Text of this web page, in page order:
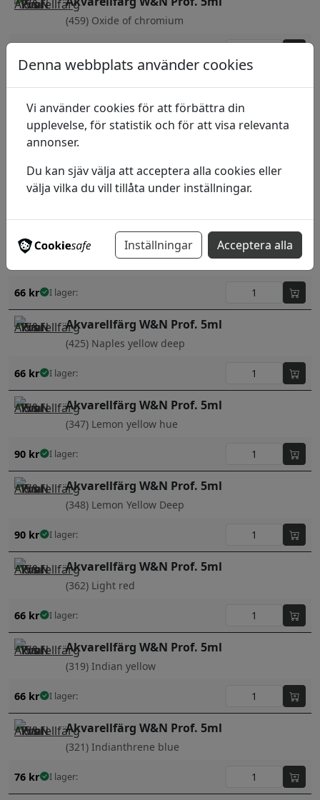
(459) Oxide of chromium
(379) Manganese Blue hue
90kr I lager:
Akvarellfärg W&N Prof. 5ml
(381) Magnesium Brown
Akvarellfärg W&N Prof. 5ml
(386) Mars Black
66 kr I lager:
Akvarellfärg W&N Prof. 5ml
(425) Naples yellow deep
66 kr I lager:
Akvarellfärg W&N Prof. 5ml
(347) Lemon yellow hue
90 kr I lager:
Akvarellfärg W&N Prof. 5ml
(348) Lemon Yellow Deep
90 kr I lager:
Akvarellfärg W&N Prof. 5ml
(362) Light red
66 kr I lager:
Akvarellfärg W&N Prof. 5ml
(319) Indian yellow
66 kr I lager:
Akvarellfärg W&N Prof. 5ml
(321) Indianthrene blue
76 kr I lager:
Denna webbplats använder cookies
Vi använder cookies för att förbättra din
upplevelse, för statistik och för att visa relevanta
annonser.
Du kan sjäv välja att acceptera alla cookies eller
välja vilka du vill tillåta under inställningar.
Inställningar Acceptera alla